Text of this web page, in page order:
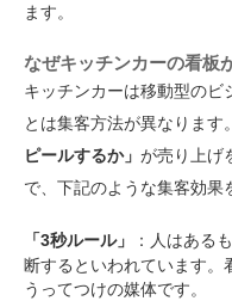
ます。
なぜキッチンカーの看板
キッチンカーは移動型の
とは集客方法が異なります
ピールするか」 が売り上げ
で、下記のような集客効果
「3秒ルール」
：人はある
断するといわれています。
うってつけの媒体です。